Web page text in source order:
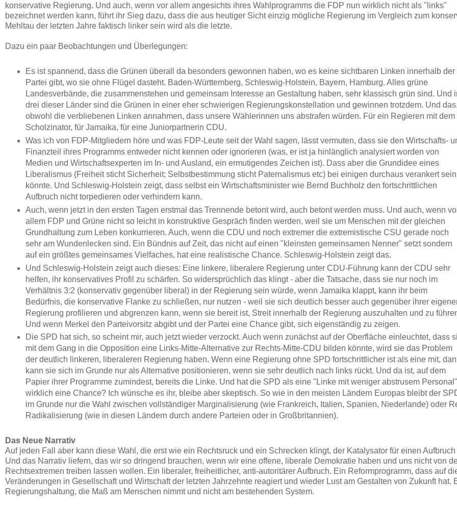
konservative Regierung. Und auch, wenn vor allem angesichts ihres Wahlprogramms die FDP nun wirklich nicht als "links"
bezeichnet werden kann, führt ihr Sieg dazu, dass die aus heutiger Sicht einzig mögliche Regierung im Vergleich zum
Mehltau der letzten Jahre faktisch linker sein wird als die letzte.
Dazu ein paar Beobachtungen und Überlegungen:
Es ist spannend, dass die Grünen überall da besonders gewonnen haben, wo es keine sichtbaren Linken innerhalb der
Partei gibt, wo sie ohne Flügel dasteht. Baden-Württemberg, Schleswig-Holstein, Bayern, Hamburg. Alles grüne
Landesverbände, die zusammenstehen und gemeinsam Interesse an Gestaltung haben, sehr klassisch grün sind. Und
drei dieser Länder sind die Grünen in einer eher schwierigen Regierungskonstellation und gewinnen trotzdem. Und das,
obwohl die verbliebenen Linken annahmen, dass unsere Wählerinnen uns abstrafen würden. Für ein Regieren mit dem
Scholzinator, für Jamaika, für eine Juniorpartnerin CDU.
Was ich von FDP-Mitgliedern höre und was FDP-Leute seit der Wahl sagen, lässt vermuten, dass sie den Wirtschafts-
Finanzteil ihres Programms entweder nicht kennen oder ignorieren (was, er ist ja hinlänglich analysiert worden von
Medien und Wirtschaftsexperten im In- und Ausland, ein ermutigendes Zeichen ist). Dass aber die Grundidee eines
Liberalismus (Freiheit sticht Sicherheit; Selbstbestimmung sticht Paternalismus etc) bei einigen durchaus verankert sein
könnte. Und Schleswig-Holstein zeigt, dass selbst ein Wirtschaftsminister wie Bernd Buchholz den fortschrittlichen
Aufbruch nicht torpedieren oder verhindern kann.
Auch, wenn jetzt in den ersten Tagen erstmal das Trennende betont wird, auch betont werden muss. Und auch, wenn
allem FDP und Grüne nicht so leicht in konstruktive Gespräch finden werden, weil sie um Menschen mit der gleichen
Grundhaltung zum Leben konkurrieren. Auch, wenn die CDU und noch extremer die extremistische CSU gerade noch
sehr am Wundenlecken sind. Ein Bündnis auf Zeit, das nicht auf einen "kleinsten gemeinsamen Nenner" setzt sondern
auf ein größtes gemeinsames Vielfaches, hat eine realistische Chance. Schleswig-Holstein zeigt das.
Und Schleswig-Holstein zeigt auch dieses: Eine linkere, liberalere Regierung unter CDU-Führung kann der CDU sehr
helfen, ihr konservatives Profil zu schärfen. So widersprüchlich das klingt - aber die Tatsache, dass sie nur noch im
Verhältnis 3:2 (konservativ gegenüber liberal) in der Regierung sein würde, wenn Jamaika klappt, kann ihr beim
Bedürfnis, die konservative Flanke zu schließen, nur nutzen - weil sie sich deutlich besser auch gegenüber ihrer
Regierung profilieren und abgrenzen kann, wenn sie bereit ist, Streit innerhalb der Regierung auszuhalten und zu
Und wenn Merkel den Parteivorsitz abgibt und der Partei eine Chance gibt, sich eigenständig zu zeigen.
Die SPD hat sich, so scheint mir, auch jetzt wieder verzockt. Auch wenn zunächst auf der Oberfläche einleuchtet, dass
mit dem Gang in die Opposition eine Links-Mitte-Alternative zur Rechts-Mitte-CDU bilden könnte, wird sie das Problem
der deutlich linkeren, liberaleren Regierung haben. Wenn eine Regierung ohne SPD fortschrittlicher ist als eine mit,
kann sie sich im Grunde nur als Alternative positionieren, wenn sie sehr deutlich nach links rückt. Und da ist, auf dem
Papier ihrer Programme zumindest, bereits die Linke. Und hat die SPD als eine "Linke mit weniger abstrusem Personal"
wirklich eine Chance? Ich wünsche es ihr, bleibe aber skeptisch. So wie in den meisten Ländern Europas bleibt der
im Grunde nur die Wahl zwischen vollständiger Marginalisierung (wie Frankreich, Italien, Spanien, Niederlande) oder
Radikalisierung (wie in diesen Ländern durch andere Parteien oder in Großbritannien).
Das Neue Narrativ
Auf jeden Fall aber kann diese Wahl, die erst wie ein Rechtsruck und ein Schrecken klingt, der Katalysator für einen Aufbruch
Und das Narrativ liefern, das wir so dringend brauchen, wenn wir eine offene, liberale Demokratie haben und uns nicht von
Rechtsextremen treiben lassen wollen. Ein liberaler, freiheitlicher, anti-autoritärer Aufbruch. Ein Reformprogramm, dass auf
Veränderungen in Gesellschaft und Wirtschaft der letzten Jahrzehnte reagiert und wieder Lust am Gestalten von Zukunft hat.
Regierungshaltung, die Maß am Menschen nimmt und nicht am bestehenden System.